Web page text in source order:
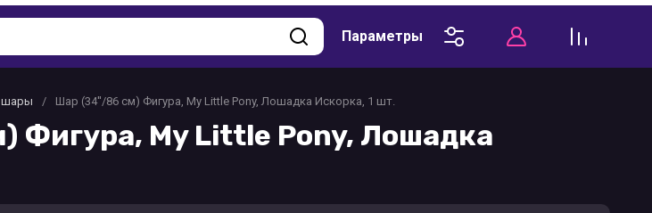
Параметры
шары / Шар (34''/86 см) Фигура, My Little Pony, Лошадка Искорка, 1 шт.
Фигура, My Little Pony, Лошадка